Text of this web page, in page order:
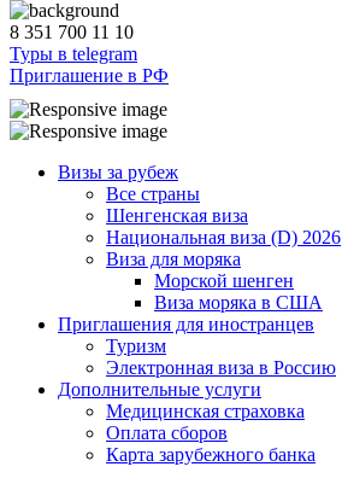
8 351 700 11 10
Туры в telegram
Приглашение в РФ
Визы за рубеж
Все страны
Шенгенская виза
Национальная виза (D) 2026
Виза для моряка
Морской шенген
Виза моряка в США
Приглашения для иностранцев
Туризм
Электронная виза в Россию
Дополнительные услуги
Медицинская страховка
Оплата сборов
Карта зарубежного банка